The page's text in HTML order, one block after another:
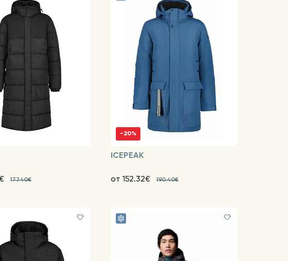
177.40€
-20%
ICEPEAK
от 152.32€ 190.40€